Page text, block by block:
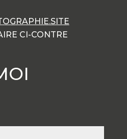
CI-CONTRE